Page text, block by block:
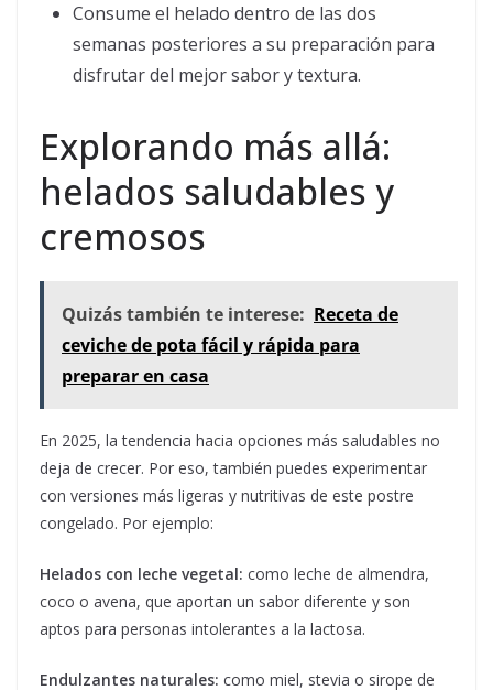
Consume el helado dentro de las dos
semanas posteriores a su preparación para
disfrutar del mejor sabor y textura.
Explorando más allá:
helados saludables y
cremosos
Quizás también te interese: Receta de
ceviche de pota fácil y rápida para
preparar en casa
En 2025, la tendencia hacia opciones más saludables no
deja de crecer. Por eso, también puedes experimentar
con versiones más ligeras y nutritivas de este postre
congelado. Por ejemplo:
Helados con leche vegetal: como leche de almendra,
coco o avena, que aportan un sabor diferente y son
aptos para personas intolerantes a la lactosa.
Endulzantes naturales: como miel, stevia o sirope de